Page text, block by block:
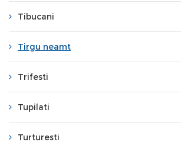
Tibucani
Tirgu neamt
Trifesti
Tupilati
Turturesti